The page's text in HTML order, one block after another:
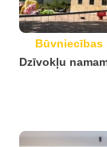
Būvniecības
Dzīvokļu